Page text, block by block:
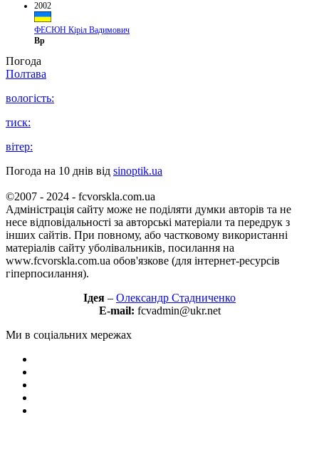
2002
ФЕСЮН Кіріл Вадимович
Вр
Погода
Полтава
вологість:
тиск:
вітер:
Погода на 10 днів від sinoptik.ua
©2007 - 2024 - fcvorskla.com.ua
Адміністрація сайту може не поділяти думки авторів та не
несе відповідальності за авторські матеріали та передрук з
інших сайтів. При повному, або частковому використанні
матеріалів сайту уболівальників, посилання на
www.fcvorskla.com.ua обов'язкове (для інтернет-ресурсів
гіперпосилання).
Ідея – Олександр Стадниченко
E-mail: fcvadmin@ukr.net
Ми в соціальних мережах